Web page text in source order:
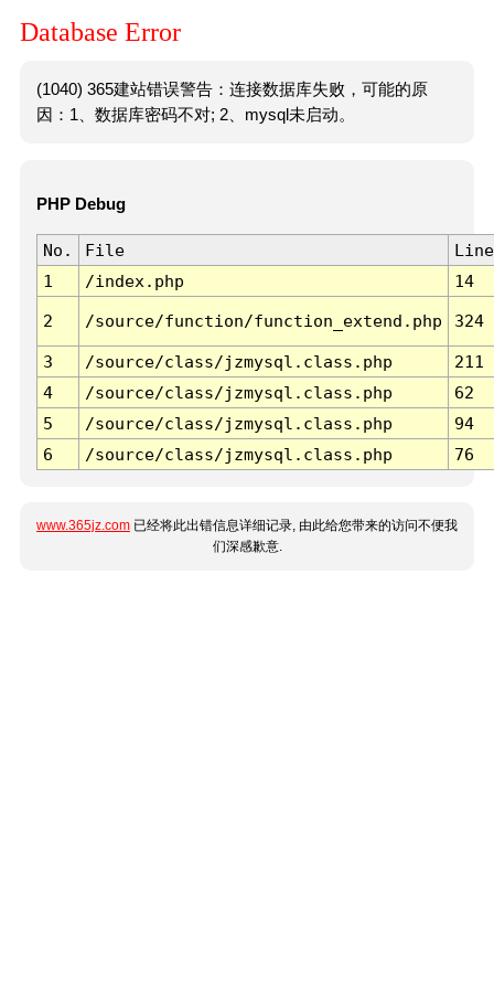
Database Error
(1040) 365建站错误警告：连接数据库失败，可能的原
因：1、数据库密码不对; 2、mysql未启动。
PHP Debug
No. File
Line
1
/index.php 14
2 /source/function/function_extend.php 324
3 /source/class/jzmysql.class.php
211
4
/source/class/jzmysql.class.php
62
5
/source/class/jzmysql.class.php
94
6
/source/class/jzmysql.class.php 76
www.365jz.com 已经将此出错信息详细记录, 由此给您带来的访问不便我
们深感歉意.